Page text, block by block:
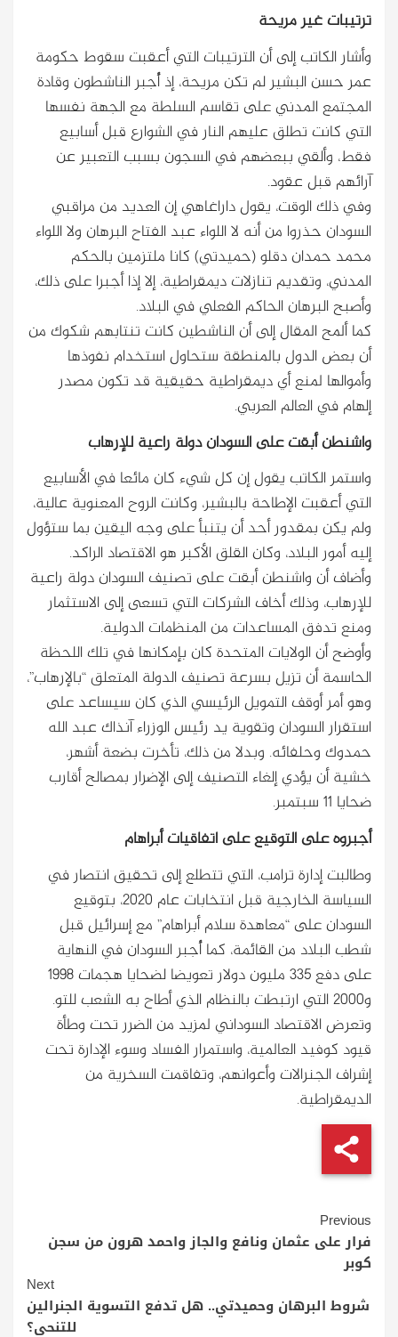
ترتيبات غير مريحة
وأشار الكاتب إلى أن الترتيبات التي أعقبت سقوط حكومة
عمر حسن البشير لم تكن مريحة، إذ أُجبر الناشطون وقادة
المجتمع المدني على تقاسم السلطة مع الجهة نفسها
التي كانت تطلق عليهم النار في الشوارع قبل أسابيع
فقط، وألقي ببعضهم في السجون بسبب التعبير عن
آرائهم قبل عقود.
وفي ذلك الوقت، يقول داراغاهي إن العديد من مراقبي
السودان حذروا من أنه لا اللواء عبد الفتاح البرهان ولا اللواء
محمد حمدان دقلو (حميدتي) كانا ملتزمين بالحكم
المدني، وتقديم تنازلات ديمقراطية، إلا إذا أجبرا على ذلك،
وأصبح البرهان الحاكم الفعلي في البلاد.
كما ألمح المقال إلى أن الناشطين كانت تنتابهم شكوك من
أن بعض الدول بالمنطقة ستحاول استخدام نفوذها
وأموالها لمنع أي ديمقراطية حقيقية قد تكون مصدر
إلهام في العالم العربي.
واشنطن أبقت على السودان دولة راعية للإرهاب
واستمر الكاتب يقول إن كل شيء كان مائعا في الأسابيع
التي أعقبت الإطاحة بالبشير، وكانت الروح المعنوية عالية،
ولم يكن بمقدور أحد أن يتنبأ على وجه اليقين بما ستؤول
إليه أمور البلاد، وكان القلق الأكبر هو الاقتصاد الراكد.
وأضاف أن واشنطن أبقت على تصنيف السودان دولة راعية
للإرهاب، وذلك أخاف الشركات التي تسعى إلى الاستثمار
ومنع تدفق المساعدات من المنظمات الدولية.
وأوضح أن الولايات المتحدة كان بإمكانها في تلك اللحظة
الحاسمة أن تزيل بسرعة تصنيف الدولة المتعلق “بالإرهاب”،
وهو أمر أوقف التمويل الرئيسي الذي كان سيساعد على
استقرار السودان وتقوية يد رئيس الوزراء آنذاك عبد الله
حمدوك وحلفائه. وبدلا من ذلك، تأخرت بضعة أشهر،
خشية أن يؤدي إلغاء التصنيف إلى الإضرار بمصالح أقارب
ضحايا 11 سبتمبر.
أجبروه على التوقيع على اتفاقيات أبراهام
وطالبت إدارة ترامب، التي تتطلع إلى تحقيق انتصار في
السياسة الخارجية قبل انتخابات عام 2020، بتوقيع
السودان على “معاهدة سلام أبراهام” مع إسرائيل قبل
شطب البلاد من القائمة، كما أُجبر السودان في النهاية
على دفع 335 مليون دولار تعويضا لضحايا هجمات 1998
و2000 التي ارتبطت بالنظام الذي أطاح به الشعب للتو.
وتعرض الاقتصاد السوداني لمزيد من الضرر تحت وطأة
قيود كوفيد العالمية، واستمرار الفساد وسوء الإدارة تحت
إشراف الجنرالات وأعوانهم، وتفاقمت السخرية من
الديمقراطية.
Continue
Reading
Previous
فرار على عثمان ونافع والجاز واحمد هرون من سجن
كوبر
Next
شروط البرهان وحميدتي.. هل تدفع التسوية الجنرالين
للتنحي؟